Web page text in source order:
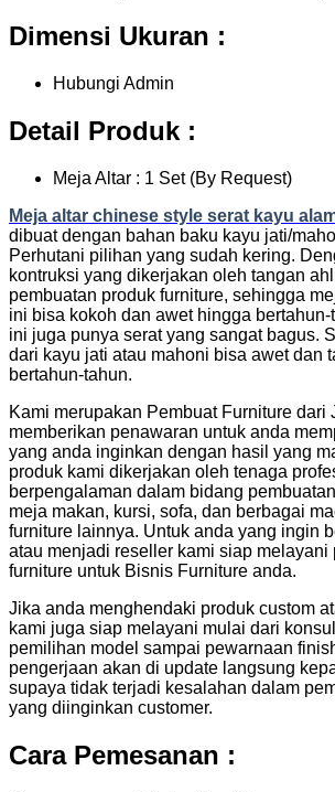
Dimensi Ukuran :
Hubungi Admin
Detail Produk :
Meja Altar : 1 Set (By Request)
Meja altar chinese style serat kayu
dibuat dengan bahan baku kayu jati/
Perhutani pilihan yang sudah kering.
kontruksi yang dikerjakan oleh tangan
pembuatan produk furniture, sehingga
ini bisa kokoh dan awet hingga
ini juga punya serat yang sangat bagus.
dari kayu jati atau mahoni bisa awet dan
bertahun-tahun.
Kami merupakan Pembuat Furniture dari
memberikan penawaran untuk anda
yang anda inginkan dengan hasil yang
produk kami dikerjakan oleh tenaga
berpengalaman dalam bidang
meja makan, kursi, sofa, dan berbagai
furniture lainnya. Untuk anda yang ingin
atau menjadi reseller kami siap melayani
furniture untuk Bisnis Furniture anda.
Jika anda menghendaki produk custom
kami juga siap melayani mulai dari
pemilihan model sampai pewarnaan
pengerjaan akan di update langsung
supaya tidak terjadi kesalahan dalam
yang diinginkan customer.
Cara Pemesanan :